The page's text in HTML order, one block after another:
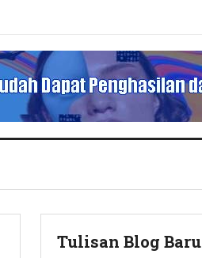
Tulisan Blog Baru